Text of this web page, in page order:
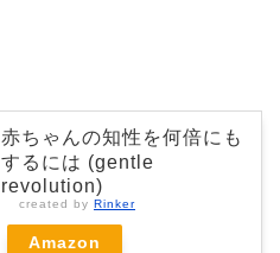
赤ちゃんの知性を何倍にも
するには (gentle
revolution)
created by Rinker
Amazon